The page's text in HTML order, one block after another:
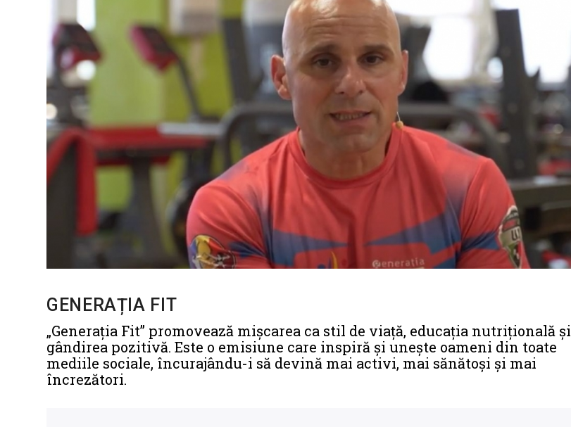
GENERAȚIA FIT
„Generația Fit” promovează mișcarea ca stil de viață, educația nutrițională și
gândirea pozitivă. Este o emisiune care inspiră și unește oameni din toate
mediile sociale, încurajându-i să devină mai activi, mai sănătoși și mai
încrezători.